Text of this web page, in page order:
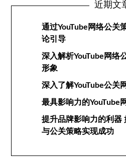
近期文
通过YouTube网络公关
论引导
深入解析YouTube网络
形象
深入了解YouTube公关
最具影响力的YouTube
提升品牌影响力的利器
与公关策略实现成功